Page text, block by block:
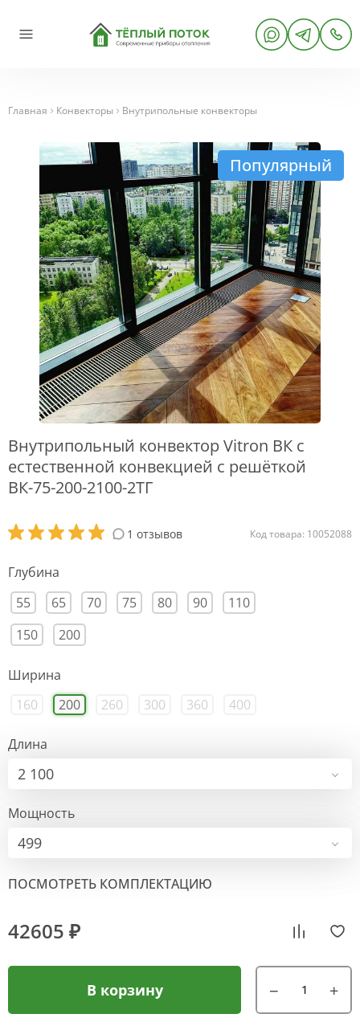
Главная Конвекторы Внутрипольные конвекторы
Популярный
Внутрипольный конвектор Vitron ВК с
естественной конвекцией с решёткой
ВК-75-200-2100-2ТГ
1 отзывов Код товара: 10052088
Глубина
55
65 70 75 80 90
110
150
200
Ширина
160
200 260 300 360 400
Длина
2 100
Мощность
499
ПОСМОТРЕТЬ КОМПЛЕКТАЦИЮ
42605 ₽
В корзину